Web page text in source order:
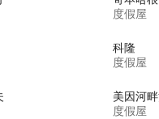
度假屋
科隆
度假屋
美因河
度假屋